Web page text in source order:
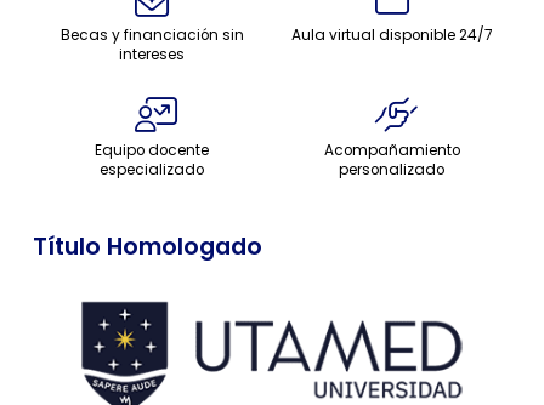
Becas y financiación sin
intereses
Aula virtual disponible 24/7
Equipo docente
especializado
Acompañamiento
personalizado
Título Homologado